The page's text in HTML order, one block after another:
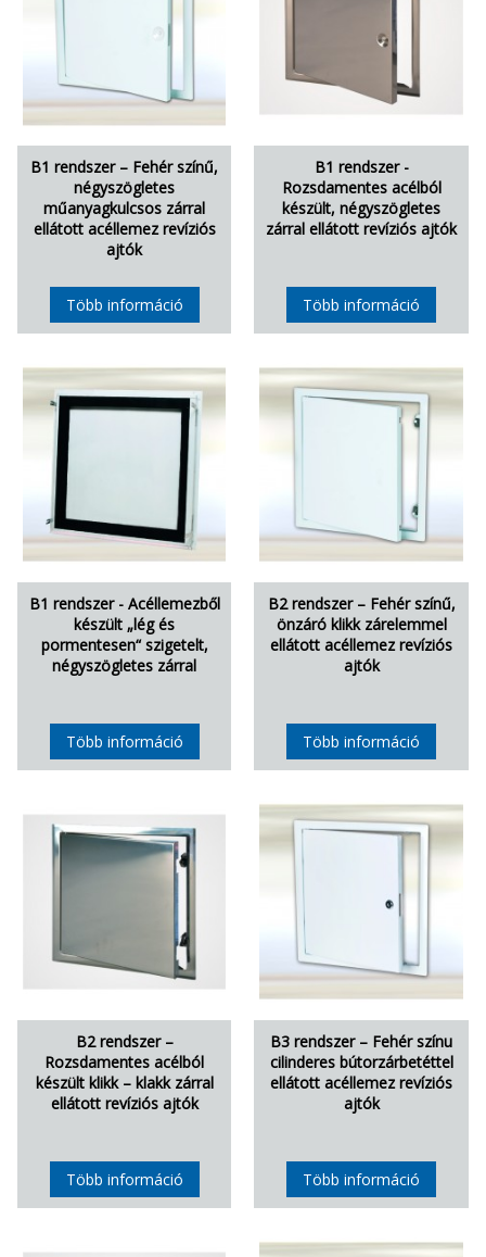
B1 rendszer – Fehér színű,
négyszögletes
műanyagkulcsos zárral
ellátott acéllemez revíziós
ajtók
Több információ
B1 rendszer -
Rozsdamentes acélból
készült, négyszögletes
zárral ellátott revíziós ajtók
Több információ
B1 rendszer - Acéllemezből
készült „lég és
pormentesen“ szigetelt,
négyszögletes zárral
Több információ
B2 rendszer – Fehér színű,
önzáró klikk zárelemmel
ellátott acéllemez revíziós
ajtók
Több információ
B2 rendszer –
Rozsdamentes acélból
készült klikk – klakk zárral
ellátott revíziós ajtók
Több információ
B3 rendszer – Fehér színu
cilinderes bútorzárbetéttel
ellátott acéllemez revíziós
ajtók
Több információ